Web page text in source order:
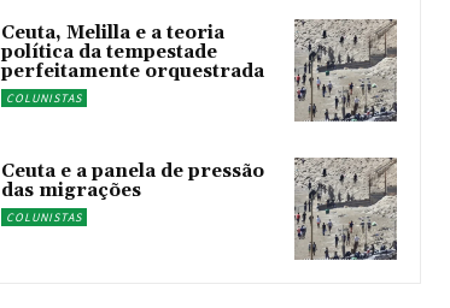
Ceuta, Melilla e a teoria
política da tempestade
perfeitamente orquestrada
COLUNISTAS
Ceuta e a panela de pressão
das migrações
COLUNISTAS